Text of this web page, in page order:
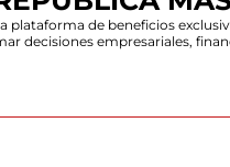
plataforma de beneficios
decisiones empresariales,